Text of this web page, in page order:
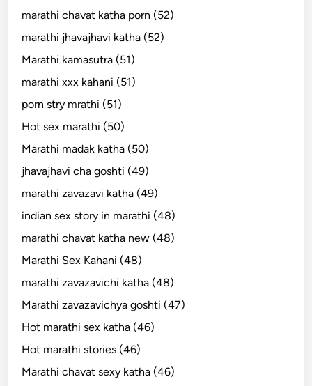
marathi chavat katha porn (52)
marathi jhavajhavi katha (52)
Marathi kamasutra (51)
marathi xxx kahani (51)
porn stry mrathi (51)
Hot sex marathi (50)
Marathi madak katha (50)
jhavajhavi cha goshti (49)
marathi zavazavi katha (49)
indian sex story in marathi (48)
marathi chavat katha new (48)
Marathi Sex Kahani (48)
marathi zavazavichi katha (48)
Marathi zavazavichya goshti (47)
Hot marathi sex katha (46)
Hot marathi stories (46)
Marathi chavat sexy katha (46)